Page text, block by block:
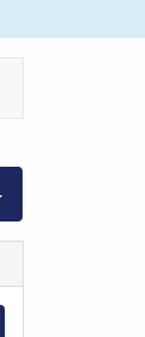
Seleccionar